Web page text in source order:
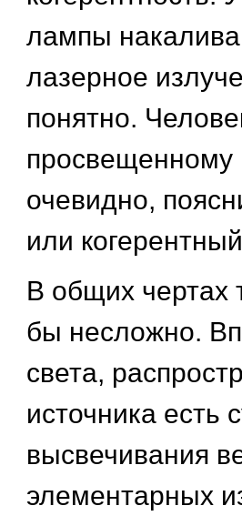
лампы
лазерное
понятно.
просвещенному
очевидно,
или
В общих чертах
бы несложно.
света,
источника есть
высвечивания
элементарных